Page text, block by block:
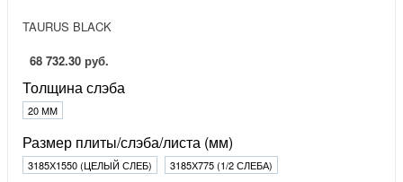
TAURUS BLACK
68 732.30 руб.
Толщина слэба
20 ММ
Размер плиты/слэба/листа (мм)
3185Х1550 (ЦЕЛЫЙ СЛЕБ) 3185Х775 (1/2 СЛЕБА)